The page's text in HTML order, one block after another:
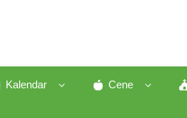
Kalendar Cene